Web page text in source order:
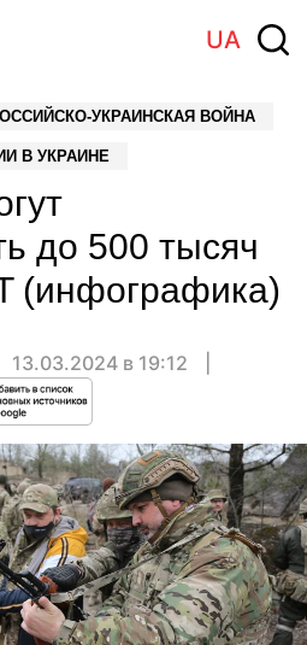
UA
УКРАИНСКАЯ ВОЙНА
В УКРАИНЕ
до 500 тысяч
(инфографика)
13.03.2024 в 19:12